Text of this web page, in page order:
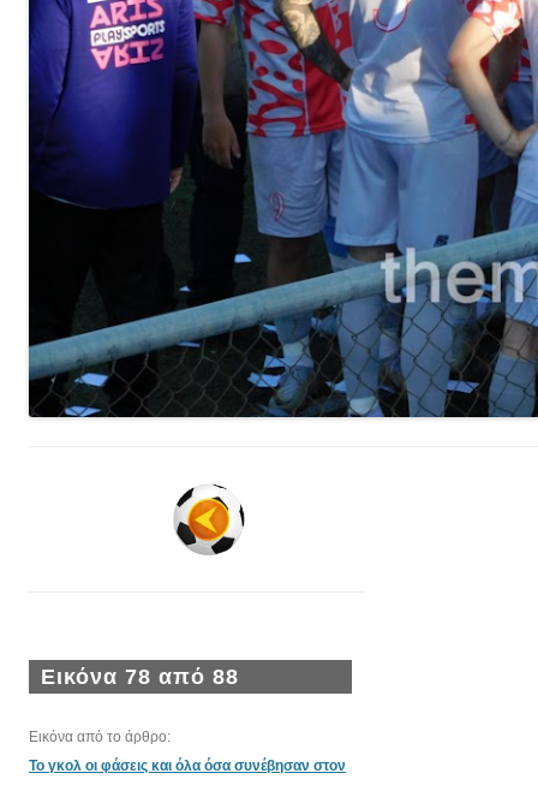
Εικόνα 78 από 88
Εικόνα από το άρθρο:
Το γκολ οι φάσεις και όλα όσα συνέβησαν στον